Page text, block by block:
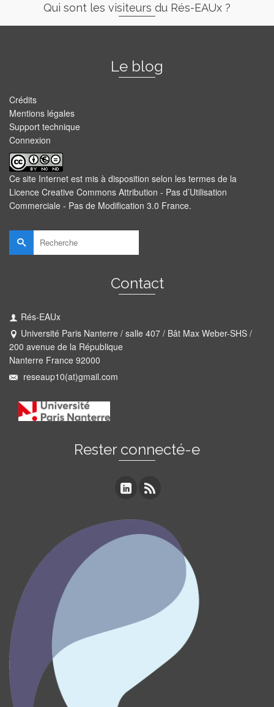
Qui sont les visiteurs du Rés-EAUx ?
Le blog
Crédits
Mentions légales
Support technique
Connexion
Ce site Internet est mis à disposition selon les termes de la
Licence Creative Commons Attribution - Pas d’Utilisation
Commerciale - Pas de Modification 3.0 France.
Rechercher :
Contact
Rés-EAUx
Université Paris Nanterre / salle 407 / Bât Max Weber-SHS /
200 avenue de la République
Nanterre France 92000
reseaup10(at)gmail.com
Rester connecté-e